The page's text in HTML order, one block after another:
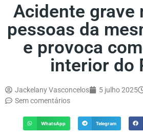
Acidente grave
pessoas da
e provoca
interior do
Jackelany Vasconcelos 5 julho 2025
Sem comentários
WhatsApp Telegram